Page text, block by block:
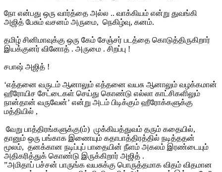
நோ என்பது ஒரு வார்த்தை அல்ல .. வாக்கியம் என்று துவங்கி
அஜித் பேசும் வசனம் அருமை, நெகிழ்வு, கனம்.
தமிழ் சினிமாவுக்கு ஒரு கேம் சேஞ்சர் படத்தை கொடுத்திருகிறார்
இயக்குனர் வினோத் . அருமை . சிறப்பு !
சபாஷ் அஜித் !
‘எத்தனை வருடம் ஆனாலும் எத்தனை வயசு ஆனாலும் வழக்கமான்
ஹீரோயிச சேட்டைகள் செய்து கொண்டு எல்லா காட்சிகளிலும்
நான்தான் வருவேன்’ என்று அடம் பிடிக்கும் ஹீரோக்களுக்கு
மத்தியில் ,
வேறு பாத்திரங்களுக்கு(ம்) முக்கியத்துவம் தரும் கதையில்,
தானும் ஒரு பங்காக இணையும் கதாபாத்திரத்தில் நடித்ததன்
மூலம், தனக்கான நடிப்புப் பாதையின் நீளம் அகலம் இரண்டையும்
அதிகரித்துக் கொண்டு இருக்கிறார் அஜித் .
”அமிதாப் பச்சன் பாருங்க வயசுக்கு பொருத்தமாக விதம் விதமான